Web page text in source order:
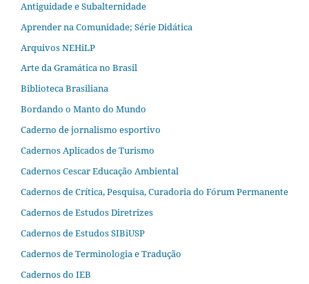
Antiguidade e Subalternidade
Aprender na Comunidade; Série Didática
Arquivos NEHiLP
Arte da Gramática no Brasil
Biblioteca Brasiliana
Bordando o Manto do Mundo
Caderno de jornalismo esportivo
Cadernos Aplicados de Turismo
Cadernos Cescar Educação Ambiental
Cadernos de Crítica, Pesquisa, Curadoria do Fórum Permanente
Cadernos de Estudos Diretrizes
Cadernos de Estudos SIBiUSP
Cadernos de Terminologia e Tradução
Cadernos do IEB